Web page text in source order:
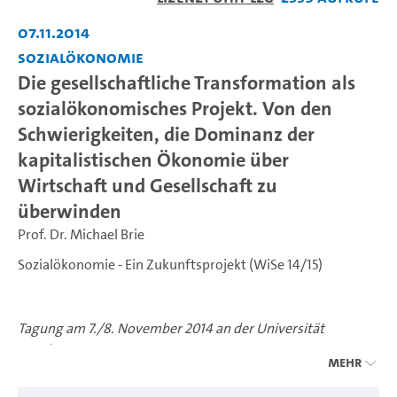
07.11.2014
Sozialökonomie
Die gesellschaftliche Transformation als
sozialökonomisches Projekt. Von den
Schwierigkeiten, die Dominanz der
kapitalistischen Ökonomie über
Wirtschaft und Gesellschaft zu
überwinden
Prof. Dr. Michael Brie
Sozialökonomie - Ein Zukunftsprojekt (WiSe 14/15)
Tagung am 7./8. November 2014 an der Universität
Hamburg
Mehr